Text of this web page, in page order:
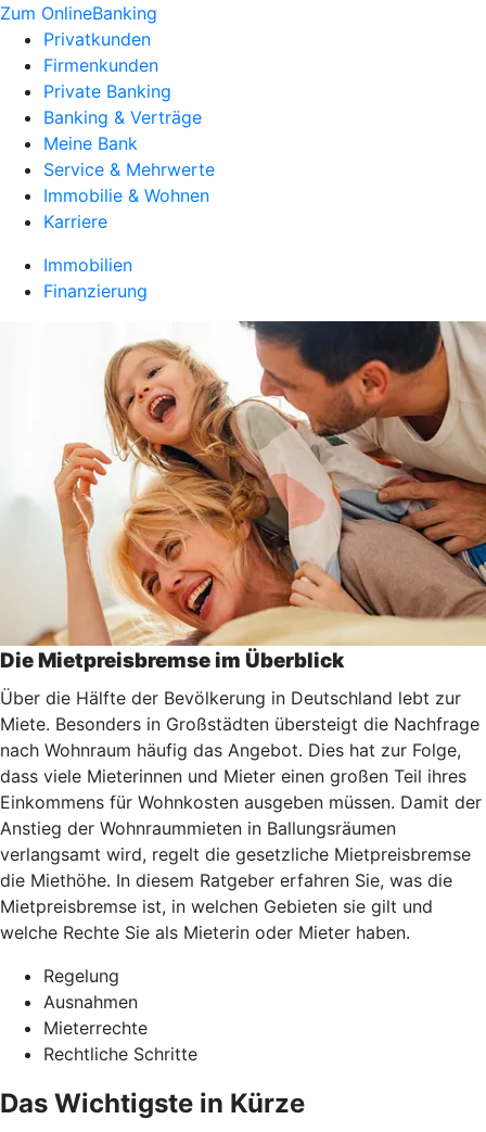
Zum OnlineBanking
Privatkunden
Firmenkunden
Private Banking
Banking & Verträge
Meine Bank
Service & Mehrwerte
Immobilie & Wohnen
Karriere
Immobilien
Finanzierung
Die Mietpreisbremse im Überblick
Über die Hälfte der Bevölkerung in Deutschland lebt zur
Miete. Besonders in Großstädten übersteigt die Nachfrage
nach Wohnraum häufig das Angebot. Dies hat zur Folge,
dass viele Mieterinnen und Mieter einen großen Teil ihres
Einkommens für Wohnkosten ausgeben müssen. Damit der
Anstieg der Wohnraummieten in Ballungsräumen
verlangsamt wird, regelt die gesetzliche Mietpreisbremse
die Miethöhe. In diesem Ratgeber erfahren Sie, was die
Mietpreisbremse ist, in welchen Gebieten sie gilt und
welche Rechte Sie als Mieterin oder Mieter haben.
Regelung
Ausnahmen
Mieterrechte
Rechtliche Schritte
Das Wichtigste in Kürze